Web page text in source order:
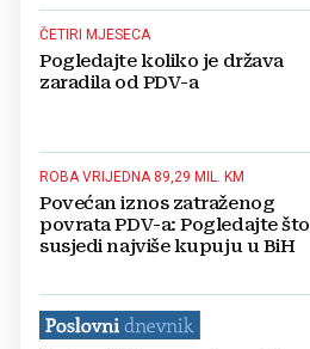
ČETIRI MJESECA
Pogledajte koliko je država
zaradila od PDV-a
ROBA VRIJEDNA 89,29 MIL. KM
Povećan iznos zatraženog
povrata PDV-a: Pogledajte što
susjedi najviše kupuju u BiH